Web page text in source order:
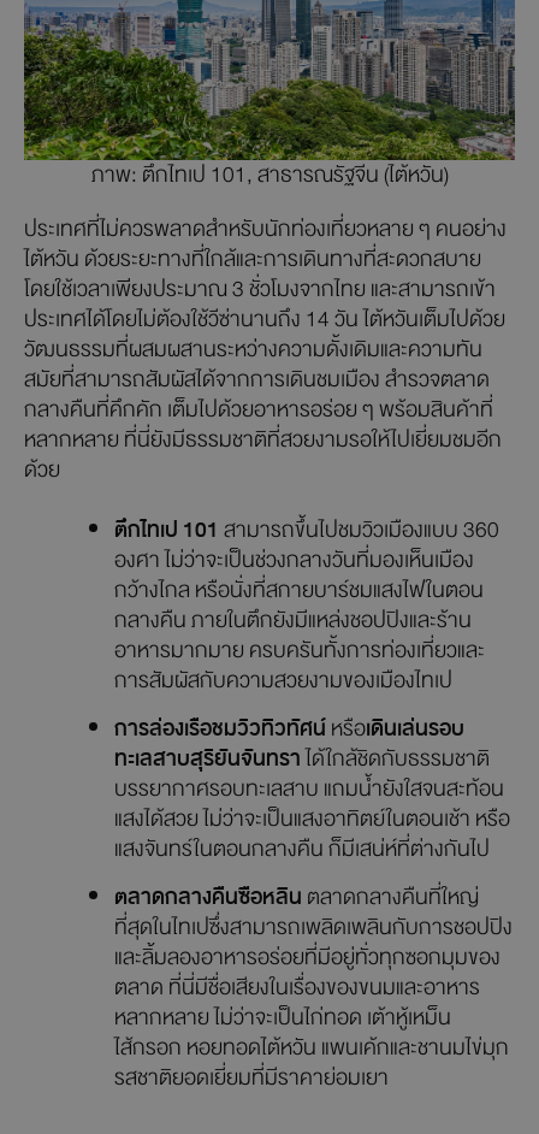
ภาพ: ตึกไทเป 101, สาธารณรัฐจีน (ไต้หวัน)
ประเทศที่ไม่ควรพลาดสำหรับนักท่องเที่ยวหลาย ๆ คนอย่าง
ไต้หวัน ด้วยระยะทางที่ใกล้และการเดินทางที่สะดวกสบาย
โดยใช้เวลาเพียงประมาณ 3 ชั่วโมงจากไทย และสามารถเข้า
ประเทศได้โดยไม่ต้องใช้วีซ่านานถึง 14 วัน ไต้หวันเต็มไปด้วย
วัฒนธรรมที่ผสมผสานระหว่างความดั้งเดิมและความทัน
สมัยที่สามารถสัมผัสได้จากการเดินชมเมือง สำรวจตลาด
กลางคืนที่คึกคัก เต็มไปด้วยอาหารอร่อย ๆ พร้อมสินค้าที่
หลากหลาย ที่นี่ยังมีธรรมชาติที่สวยงามรอให้ไปเยี่ยมชมอีก
ด้วย
ตึกไทเป 101 สามารถขึ้นไปชมวิวเมืองแบบ 360
องศา ไม่ว่าจะเป็นช่วงกลางวันที่มองเห็นเมือง
กว้างไกล หรือนั่งที่สกายบาร์ชมแสงไฟในตอน
กลางคืน ภายในตึกยังมีแหล่งชอปปิงและร้าน
อาหารมากมาย ครบครันทั้งการท่องเที่ยวและ
การสัมผัสกับความสวยงามของเมืองไทเป
การล่องเรือชมวิวทิวทัศน์หรือเดินเล่นรอบ
ทะเลสาบสุริยันจันทราได้ใกล้ชิดกับธรรมชาติ
บรรยากาศรอบทะเลสาบ แถมน้ำยังใสจนสะท้อน
แสงได้สวย ไม่ว่าจะเป็นแสงอาทิตย์ในตอนเช้า หรือ
แสงจันทร์ในตอนกลางคืน ก็มีเสน่ห์ที่ต่างกันไป
ตลาดกลางคืนซือหลิน ตลาดกลางคืนที่ใหญ่
ที่สุดในไทเปซึ่งสามารถเพลิดเพลินกับการชอปปิง
และลิ้มลองอาหารอร่อยที่มีอยู่ทั่วทุกซอกมุมของ
ตลาด ที่นี่มีชื่อเสียงในเรื่องของขนมและอาหาร
หลากหลาย ไม่ว่าจะเป็นไก่ทอด เต้าหู้เหม็น
ไส้กรอก หอยทอดไต้หวัน แพนเค้กและชานมไข่มุก
รสชาติยอดเยี่ยมที่มีราคาย่อมเยา